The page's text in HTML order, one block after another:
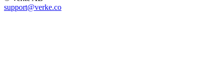
support@verke.co